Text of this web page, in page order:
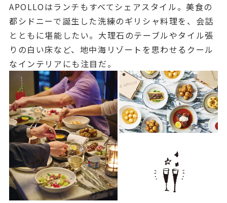
APOLLOはランチもすべてシェアスタイル。美食の
都シドニーで誕生した洗練のギリシャ料理を、会話
とともに堪能したい。大理石のテーブルやタイル張
りの白い床など、地中海リゾートを思わせるクール
なインテリアにも注目だ。